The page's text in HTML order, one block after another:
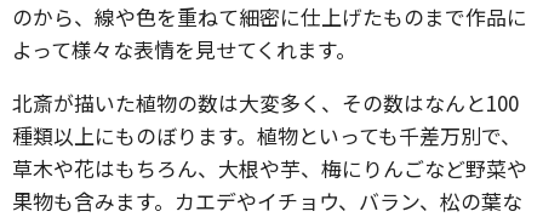
のから、線や色を重ねて細密に仕上げたものまで作品に
よって様々な表情を見せてくれます。
北斎が描いた植物の数は大変多く、その数はなんと100
種類以上にものぼります。植物といっても千差万別で、
草木や花はもちろん、大根や芋、梅にりんごなど野菜や
果物も含みます。カエデやイチョウ、バラン、松の葉な